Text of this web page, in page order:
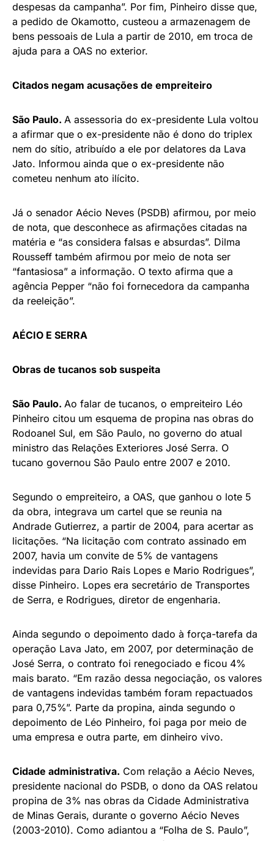
despesas da campanha”. Por fim, Pinheiro disse que,
a pedido de Okamotto, custeou a armazenagem de
bens pessoais de Lula a partir de 2010, em troca de
ajuda para a OAS no exterior.
Citados negam acusações de empreiteiro
São Paulo. A assessoria do ex-presidente Lula voltou
a afirmar que o ex-presidente não é dono do triplex
nem do sítio, atribuído a ele por delatores da Lava
Jato. Informou ainda que o ex-presidente não
cometeu nenhum ato ilícito.
Já o senador Aécio Neves (PSDB) afirmou, por meio
de nota, que desconhece as afirmações citadas na
matéria e “as considera falsas e absurdas”. Dilma
Rousseff também afirmou por meio de nota ser
“fantasiosa” a informação. O texto afirma que a
agência Pepper “não foi fornecedora da campanha
da reeleição”.
AÉCIO E SERRA
Obras de tucanos sob suspeita
São Paulo. Ao falar de tucanos, o empreiteiro Léo
Pinheiro citou um esquema de propina nas obras do
Rodoanel Sul, em São Paulo, no governo do atual
ministro das Relações Exteriores José Serra. O
tucano governou São Paulo entre 2007 e 2010.
Segundo o empreiteiro, a OAS, que ganhou o lote 5
da obra, integrava um cartel que se reunia na
Andrade Gutierrez, a partir de 2004, para acertar as
licitações. “Na licitação com contrato assinado em
2007, havia um convite de 5% de vantagens
indevidas para Dario Rais Lopes e Mario Rodrigues”,
disse Pinheiro. Lopes era secretário de Transportes
de Serra, e Rodrigues, diretor de engenharia.
Ainda segundo o depoimento dado à força-tarefa da
operação Lava Jato, em 2007, por determinação de
José Serra, o contrato foi renegociado e ficou 4%
mais barato. “Em razão dessa negociação, os valores
de vantagens indevidas também foram repactuados
para 0,75%”. Parte da propina, ainda segundo o
depoimento de Léo Pinheiro, foi paga por meio de
uma empresa e outra parte, em dinheiro vivo.
Cidade administrativa. Com relação a Aécio Neves,
presidente nacional do PSDB, o dono da OAS relatou
propina de 3% nas obras da Cidade Administrativa
de Minas Gerais, durante o governo Aécio Neves
(2003-2010). Como adiantou a “Folha de S. Paulo”,